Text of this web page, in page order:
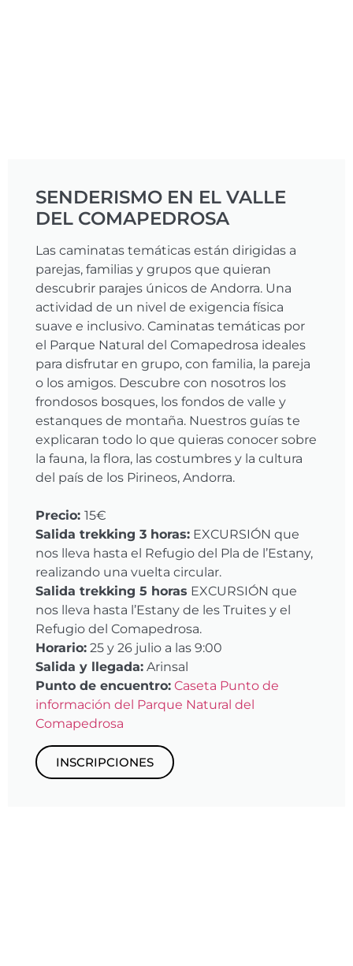
SENDERISMO EN EL VALLE
DEL COMAPEDROSA
Las caminatas temáticas están dirigidas a
parejas, familias y grupos que quieran
descubrir parajes únicos de Andorra. Una
actividad de un nivel de exigencia física
suave e inclusivo. Caminatas temáticas por
el Parque Natural del Comapedrosa ideales
para disfrutar en grupo, con familia, la pareja
o los amigos. Descubre con nosotros los
frondosos bosques, los fondos de valle y
estanques de montaña. Nuestros guías te
explicaran todo lo que quieras conocer sobre
la fauna, la flora, las costumbres y la cultura
del país de los Pirineos, Andorra.
Precio: 15€
Salida trekking 3 horas: EXCURSIÓN que
nos lleva hasta el Refugio del Pla de l’Estany,
realizando una vuelta circular.
Salida trekking 5 horas EXCURSIÓN que
nos lleva hasta l’Estany de les Truites y el
Refugio del Comapedrosa.
Horario: 25 y 26 julio a las 9:00
Salida y llegada: Arinsal
Punto de encuentro: Caseta Punto de
información del Parque Natural del
Comapedrosa
INSCRIPCIONES